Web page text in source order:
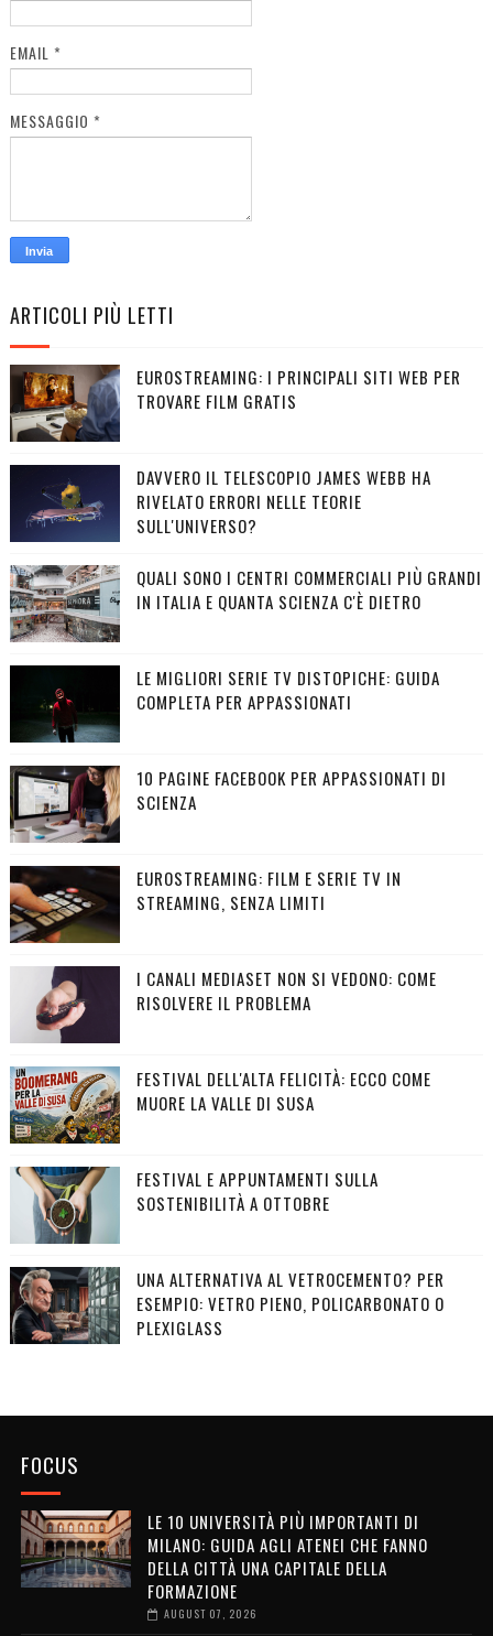
EMAIL *
MESSAGGIO *
ARTICOLI PIÙ LETTI
EUROSTREAMING: I PRINCIPALI SITI WEB PER
TROVARE FILM GRATIS
DAVVERO IL TELESCOPIO JAMES WEBB HA
RIVELATO ERRORI NELLE TEORIE
SULL'UNIVERSO?
QUALI SONO I CENTRI COMMERCIALI PIÙ GRANDI
IN ITALIA E QUANTA SCIENZA C'È DIETRO
LE MIGLIORI SERIE TV DISTOPICHE: GUIDA
COMPLETA PER APPASSIONATI
10 PAGINE FACEBOOK PER APPASSIONATI DI
SCIENZA
EUROSTREAMING: FILM E SERIE TV IN
STREAMING, SENZA LIMITI
I CANALI MEDIASET NON SI VEDONO: COME
RISOLVERE IL PROBLEMA
FESTIVAL DELL'ALTA FELICITÀ: ECCO COME
MUORE LA VALLE DI SUSA
FESTIVAL E APPUNTAMENTI SULLA
SOSTENIBILITÀ A OTTOBRE
UNA ALTERNATIVA AL VETROCEMENTO? PER
ESEMPIO: VETRO PIENO, POLICARBONATO O
PLEXIGLASS
FOCUS
LE 10 UNIVERSITÀ PIÙ IMPORTANTI DI
MILANO: GUIDA AGLI ATENEI CHE FANNO
DELLA CITTÀ UNA CAPITALE DELLA
FORMAZIONE
AUGUST 07, 2026